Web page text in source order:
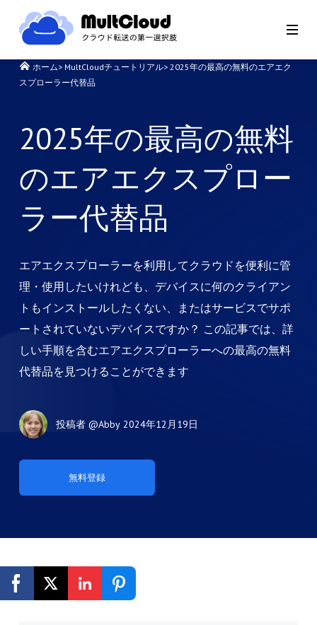
ホーム> MultCloudチュートリアル> 2025年の最高の無料のエアエク
スプローラー代替品
2025年の最高の無料
のエアエクスプロー
ラー代替品
エアエクスプローラーを利用してクラウドを便利に管
理・使用したいけれども、デバイスに何のクライアン
トもインストールしたくない、またはサービスでサポ
ートされていないデバイスですか？ この記事では、詳
しい手順を含むエアエクスプローラーへの最高の無料
代替品を見つけることができます
無料登録
投稿者 @Abby 2024年12月19日